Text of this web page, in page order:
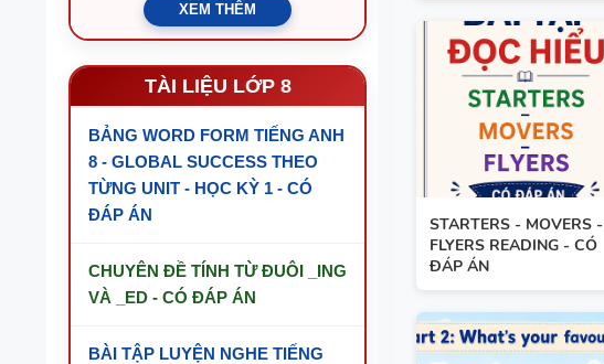
XEM THÊM
TÀI LIỆU LỚP 8
BẢNG WORD FORM TIẾNG ANH
8 - GLOBAL SUCCESS THEO
TỪNG UNIT - HỌC KỲ 1 - CÓ
ĐÁP ÁN
CHUYÊN ĐỀ TÍNH TỪ ĐUÔI _ING
VÀ _ED - CÓ ĐÁP ÁN
BÀI TẬP LUYỆN NGHE TIẾNG
STARTERS - MOVERS -
FLYERS READING - CÓ
ĐÁP ÁN